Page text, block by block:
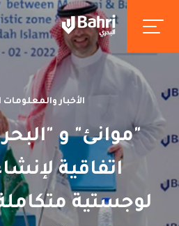
الأخبار والمعلومات
"موانئ" و
اتفاقية
لوجستية